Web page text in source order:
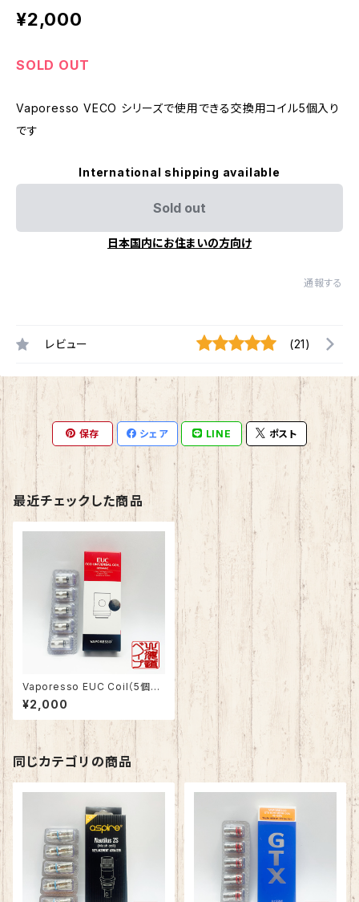
¥2,000
SOLD OUT
Vaporesso VECO シリーズで使用できる交換用コイル5個入り
です
International shipping available
Sold out
日本国内にお住まいの方向け
通報する
レビュー (21)
保存 シェア LINE ポスト
最近チェックした商品
Vaporesso EUC Coil（5個入
り）
¥2,000
同じカテゴリの商品